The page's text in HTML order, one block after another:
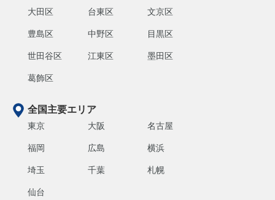
大田区 台東区 文京区
豊島区 中野区 目黒区
世田谷区 江東区 墨田区
葛飾区
全国主要エリア
東京 大阪 名古屋
福岡 広島 横浜
埼玉 千葉 札幌
仙台